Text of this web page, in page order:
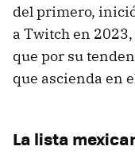
del primero,
a Twitch en
que por su
que ascienda en
La lista